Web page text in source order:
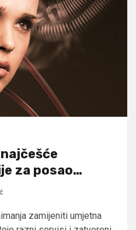
za posao…
zamijeniti umjetna